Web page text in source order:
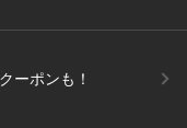
ーポンも！